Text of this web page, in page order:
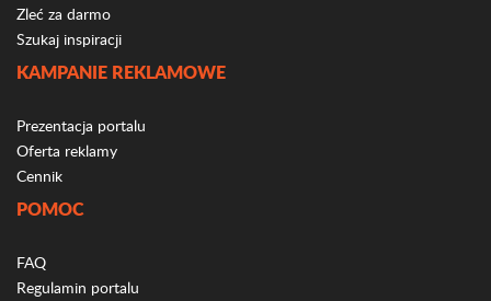
Zleć za darmo
Szukaj inspiracji
KAMPANIE REKLAMOWE
Prezentacja portalu
Oferta reklamy
Cennik
POMOC
FAQ
Regulamin portalu